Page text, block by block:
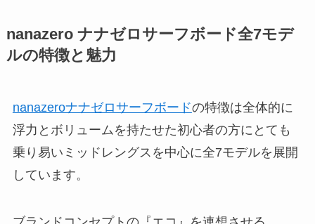
nanazero ナナゼロサーフボード全7モデ
ルの特徴と魅力
nanazeroナナゼロサーフボードの特徴は全体的に
浮力とボリュームを持たせた初心者の方にとても
乗り易いミッドレングスを中心に全7モデルを展開
しています。